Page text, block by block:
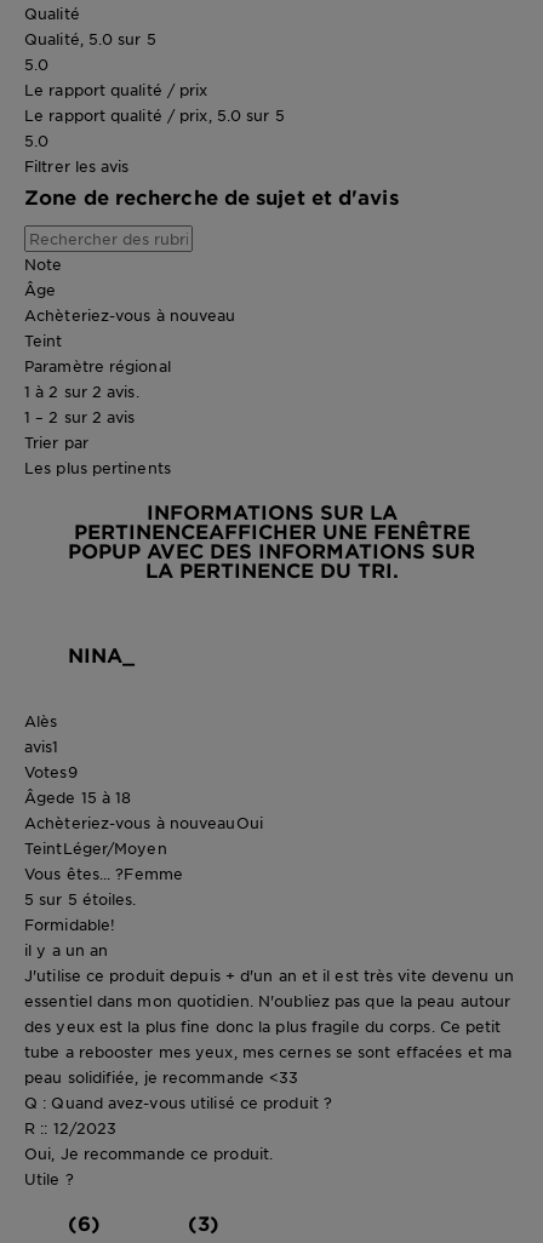
Qualité
Qualité, 5.0 sur 5
5.0
Le rapport qualité / prix
Le rapport qualité / prix, 5.0 sur 5
5.0
Filtrer les avis
Zone de recherche de sujet et d'avis
Note
Âge
Achèteriez-vous à nouveau
Teint
Paramètre régional
1 à 2 sur 2 avis.
1 – 2 sur 2 avis
Trier par
Les plus pertinents
INFORMATIONS SUR LA
PERTINENCEAFFICHER UNE FENÊTRE
POPUP AVEC DES INFORMATIONS SUR
LA PERTINENCE DU TRI.
NINA_
Alès
avis1
Votes9
Âgede 15 à 18
Achèteriez-vous à nouveauOui
TeintLéger/Moyen
Vous êtes... ?Femme
5 sur 5 étoiles.
Formidable!
il y a un an
J'utilise ce produit depuis + d'un an et il est très vite devenu un
essentiel dans mon quotidien. N'oubliez pas que la peau autour
des yeux est la plus fine donc la plus fragile du corps. Ce petit
tube a rebooster mes yeux, mes cernes se sont effacées et ma
peau solidifiée, je recommande <33
Q : Quand avez-vous utilisé ce produit ?
R :: 12/2023
Oui, Je recommande ce produit.
Utile ?
(6) (3)